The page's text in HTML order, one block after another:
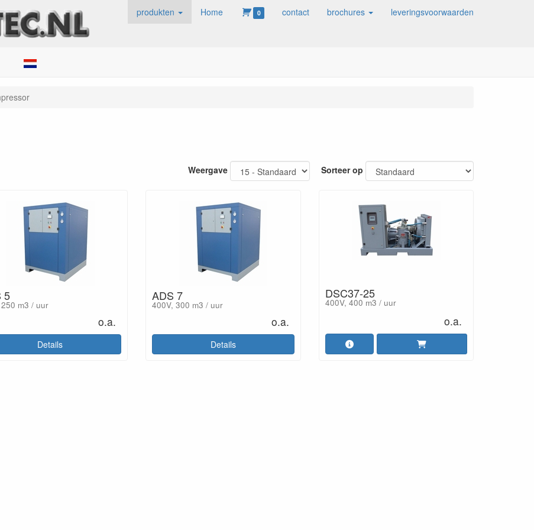
produkten Home 0 contact brochures leveringsvoorwaarden
Weergave Sorteer op
5
m3 / uur
o.a.
Details
ADS 7
400V, 300 m3 / uur
o.a.
Details
DSC37-25
400V, 400 m3 / uur
o.a.